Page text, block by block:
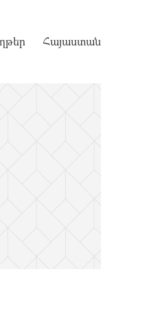
Հայաստան